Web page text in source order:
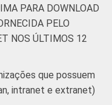
PARA DOWNLOAD
PELO
NOS ÚLTIMOS 12
que possuem
intranet e extranet)